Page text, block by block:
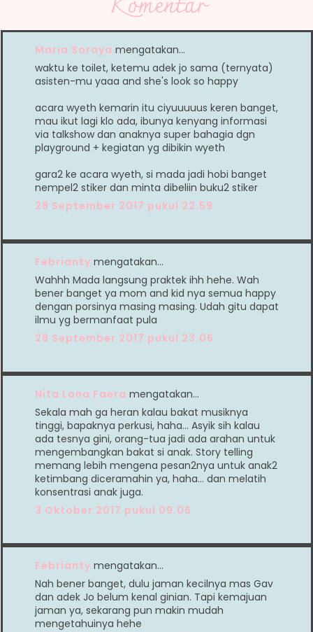
Maria Soraya mengatakan…
waktu ke toilet, ketemu adek jo sama (ternyata)
asisten-mu yaaa and she's look so happy
acara wyeth kemarin itu ciyuuuuus keren banget,
mau ikut lagi klo ada, ibunya kenyang informasi
via talkshow dan anaknya super bahagia dgn
playground + kegiatan yg dibikin wyeth
gara2 ke acara wyeth, si mada jadi hobi banget
nempel2 stiker dan minta dibeliin buku2 stiker
28 September 2017 pukul 22.59
Febrianty mengatakan…
Wahhh Mada langsung praktek ihh hehe. Wah
bener banget ya mom and kid nya semua happy
dengan porsinya masing masing. Udah gitu dapat
ilmu yg bermanfaat pula
28 September 2017 pukul 23.06
Nita Lana Faera mengatakan…
Sekala mah ga heran kalau bakat musiknya
tinggi, bapaknya perkusi, haha... Asyik sih kalau
ada tesnya gini, orang-tua jadi ada arahan untuk
mengembangkan bakat si anak. Story telling
memang lebih mengena pesan2nya untuk anak2
ketimbang diceramahin ya, haha... dan melatih
konsentrasi anak juga.
3 Oktober 2017 pukul 09.06
Febrianty mengatakan…
Nah bener banget, dulu jaman kecilnya mas Gav
dan adek Jo belum kenal ginian. Tapi kemajuan
jaman ya, sekarang pun makin mudah
mengetahuinya hehe